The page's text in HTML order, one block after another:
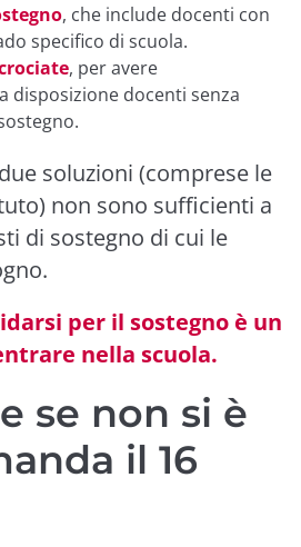
, che include docenti con
specifico di scuola.
, per avere
disposizione docenti senza
soluzioni (comprese le
non sono sufficienti a
di sostegno di cui le
per il sostegno è un
nella scuola.
se non si è
il 16